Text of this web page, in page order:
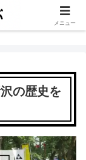
戦国滝の城まつり
の歴史を
メニュー